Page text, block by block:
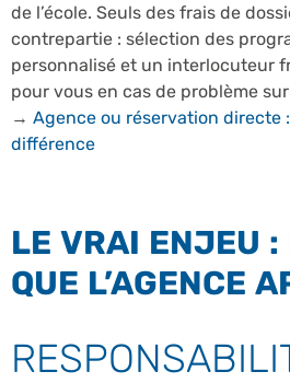
de l’école. Seuls des frais de
contrepartie : sélection des
personnalisé et un interlocuteur
pour vous en cas de problème
→ Agence ou réservation directe
différence
LE VRAI ENJEU
QUE L’AGENCE